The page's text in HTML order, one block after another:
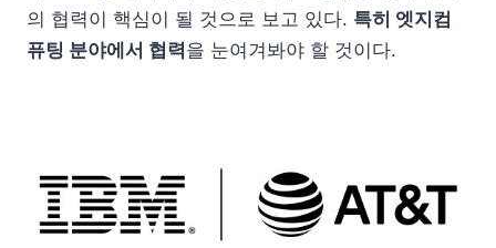
의 협력이 핵심이 될 것으로 보고 있다. 특히 엣지컴
퓨팅 분야에서 협력을 눈여겨봐야 할 것이다.